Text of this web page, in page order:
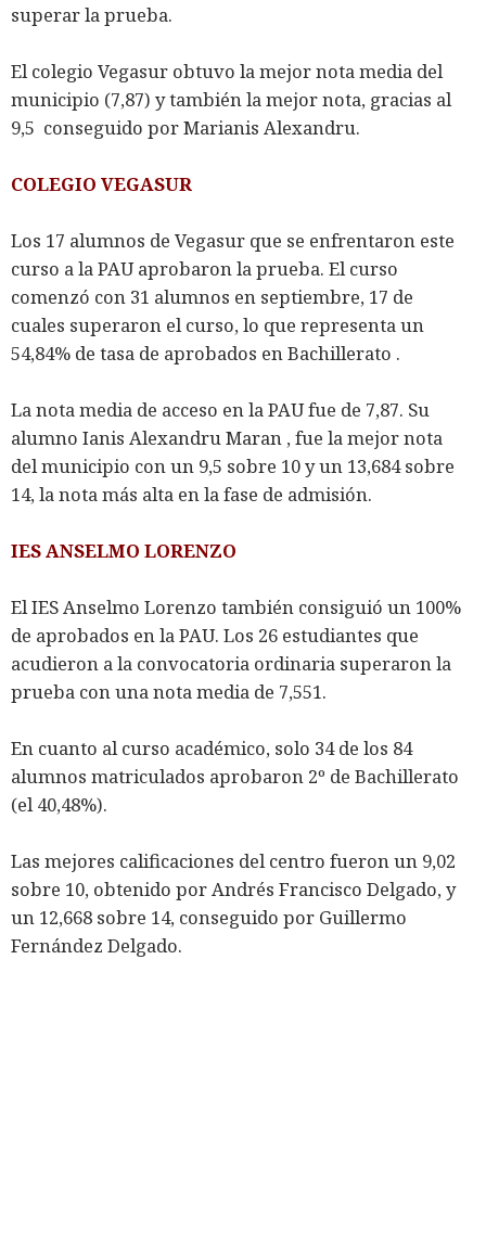
superar la prueba.
El colegio Vegasur obtuvo la mejor nota media del
municipio (7,87) y también la mejor nota, gracias al
9,5 conseguido por Marianis Alexandru.
COLEGIO VEGASUR
Los 17 alumnos de Vegasur que se enfrentaron este
curso a la PAU aprobaron la prueba. El curso
comenzó con 31 alumnos en septiembre, 17 de
cuales superaron el curso, lo que representa un
54,84% de tasa de aprobados en Bachillerato .
La nota media de acceso en la PAU fue de 7,87. Su
alumno Ianis Alexandru Maran , fue la mejor nota
del municipio con un 9,5 sobre 10 y un 13,684 sobre
14, la nota más alta en la fase de admisión.
IES ANSELMO LORENZO
El IES Anselmo Lorenzo también consiguió un 100%
de aprobados en la PAU. Los 26 estudiantes que
acudieron a la convocatoria ordinaria superaron la
prueba con una nota media de 7,551.
En cuanto al curso académico, solo 34 de los 84
alumnos matriculados aprobaron 2º de Bachillerato
(el 40,48%).
Las mejores calificaciones del centro fueron un 9,02
sobre 10, obtenido por Andrés Francisco Delgado, y
un 12,668 sobre 14, conseguido por Guillermo
Fernández Delgado.